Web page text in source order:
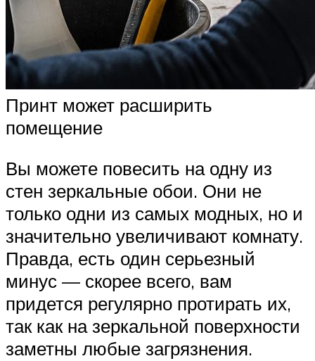
Принт может расширить
помещение
Вы можете повесить на одну из
стен зеркальные обои. Они не
только одни из самых модных, но и
значительно увеличивают комнату.
Правда, есть один серьезный
минус — скорее всего, вам
придется регулярно протирать их,
так как на зеркальной поверхности
заметны любые загрязнения.